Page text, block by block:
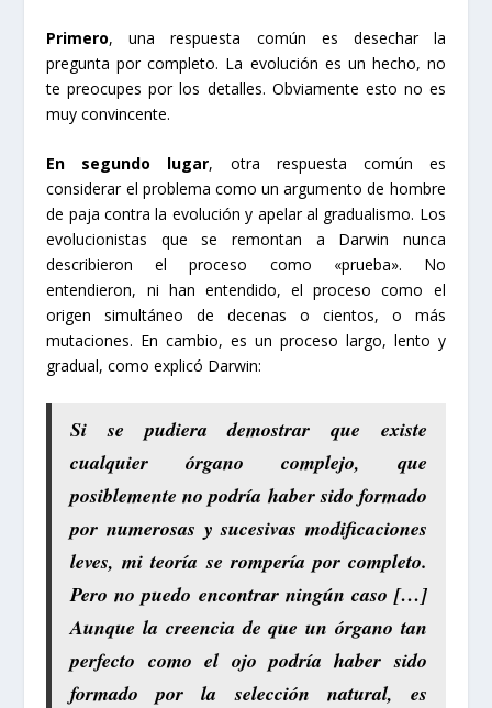
Primero, una respuesta común es desechar la
pregunta por completo. La evolución es un hecho, no
te preocupes por los detalles. Obviamente esto no es
muy convincente.
En segundo lugar, otra respuesta común es
considerar el problema como un argumento de hombre
de paja contra la evolución y apelar al gradualismo. Los
evolucionistas que se remontan a Darwin nunca
describieron el proceso como «prueba». No
entendieron, ni han entendido, el proceso como el
origen simultáneo de decenas o cientos, o más
mutaciones. En cambio, es un proceso largo, lento y
gradual, como explicó Darwin:
Si se pudiera demostrar que existe
cualquier órgano complejo, que
posiblemente no podría haber sido formado
por numerosas y sucesivas modificaciones
leves, mi teoría se rompería por completo.
Pero no puedo encontrar ningún caso […]
Aunque la creencia de que un órgano tan
perfecto como el ojo podría haber sido
formado por la selección natural, es